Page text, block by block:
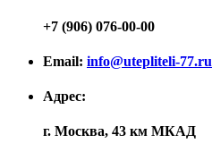
+7 (906) 076-00-00
Email: info@utepliteli-77.ru
Адрес:
г. Москва, 43 км МКАД